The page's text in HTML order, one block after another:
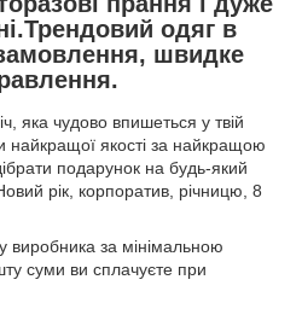
одяг в
швидке
яка чудово впишеться у твій
найкращої якості за найкращою
подарунок на будь-який
рік, корпоратив, річницю, 8
виробника за мінімальною
суми ви сплачуєте при